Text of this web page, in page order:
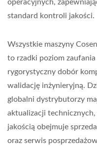
operacyjnych,
standard kontroli jakości.
Wszystkie maszyny
to rzadki poziom
rygorystyczny dobór
walidację inżynieryjną.
globalni dystrybutorzy
aktualizacji technicznych,
jakością obejmuje
oraz serwis